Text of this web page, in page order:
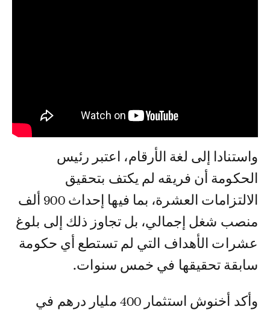
واستنادا إلى لغة الأرقام، اعتبر رئيس
الحكومة أن فريقه لم يكتف بتحقيق
الالتزامات العشرة، بما فيها إحداث 900 ألف
منصب شغل إجمالي، بل تجاوز ذلك إلى بلوغ
عشرات الأهداف التي لم تستطع أي حكومة
سابقة تحقيقها في خمس سنوات.
وأكد أخنوش استثمار 400 مليار درهم في